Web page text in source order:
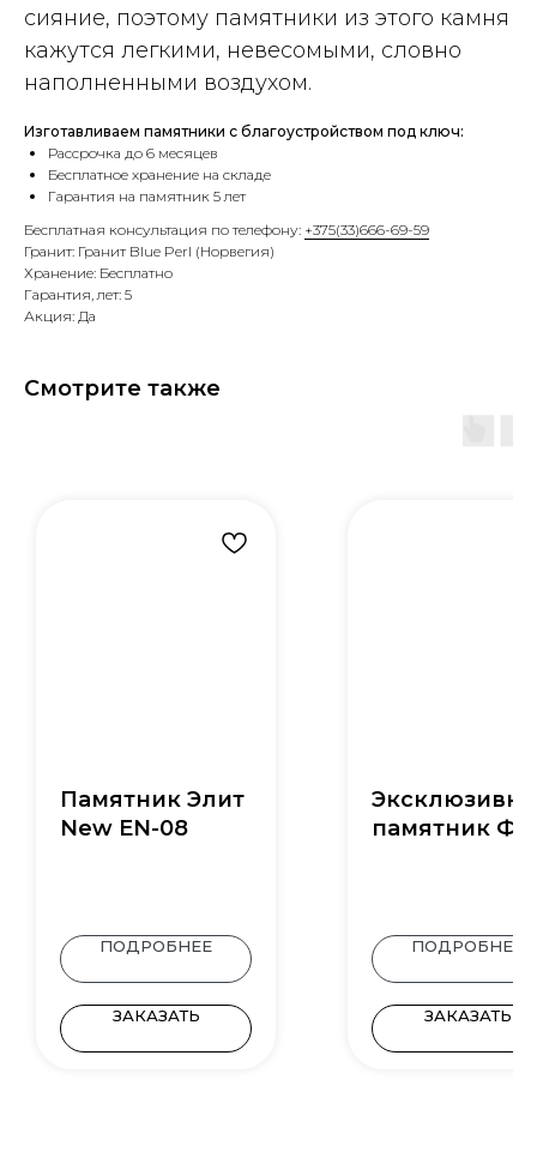
сияние, поэтому памятники из этого камня
кажутся легкими, невесомыми, словно
наполненными воздухом.
Изготавливаем памятники с благоустройством под ключ:
Рассрочка до 6 месяцев
Бесплатное хранение на складе
Гарантия на памятник 5 лет
Бесплатная консультация по телефону: +375(33)666-69-59
Гранит: Гранит Blue Perl (Норвегия)
Хранение: Бесплатно
Гарантия, лет: 5
Акция: Да
Смотрите также
Памятник Элит
New EN-08
ПОДРОБНЕЕ
ЗАКАЗАТЬ
памятник Ф-
ПОДРОБНЕЕ
ЗАКАЗАТЬ